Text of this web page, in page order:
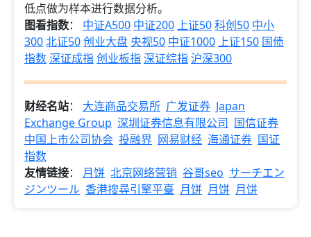
低点做为样本进行数据分析。
图看指数： 中证A500 中证200 上证50科创50 中小
300北证50创业大盘央视50 中证1000 上证150 国债
指数深证成指创业板指深证综指沪深300
财经名站： 大连商品交易所 广发证券 Japan
Exchange Group 深圳证券信息有限公司 国信证券
中国上市公司协会 投融界 网易财经 海通证券 国证
指数
友情链接： 月饼 北京网络营销 谷哥seo サーチエン
ジンツール 香港搜尋引擎平臺 月饼 月饼 月饼